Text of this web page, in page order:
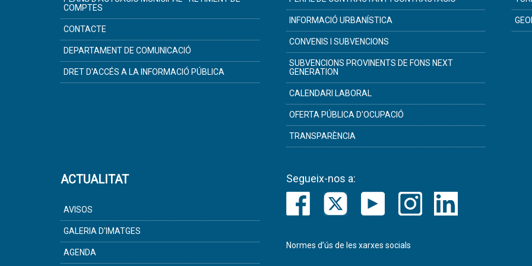
COMPTES
CONTACTE
DEPARTAMENT DE COMUNICACIÓ
DRET D'ACCÉS A LA INFORMACIÓ PÚBLICA
INFORMACIÓ URBANÍSTICA
CONVENIS I SUBVENCIONS
SUBVENCIONS PROVINENTS DE FONS NEXT
GENERATION
CALENDARI LABORAL
OFERTA PÚBLICA D'OCUPACIÓ
TRANSPARÈNCIA
ACTUALITAT
AVISOS
GALERIA D'IMATGES
AGENDA
Segueix-nos a:
Normes d’ús de les xarxes socials